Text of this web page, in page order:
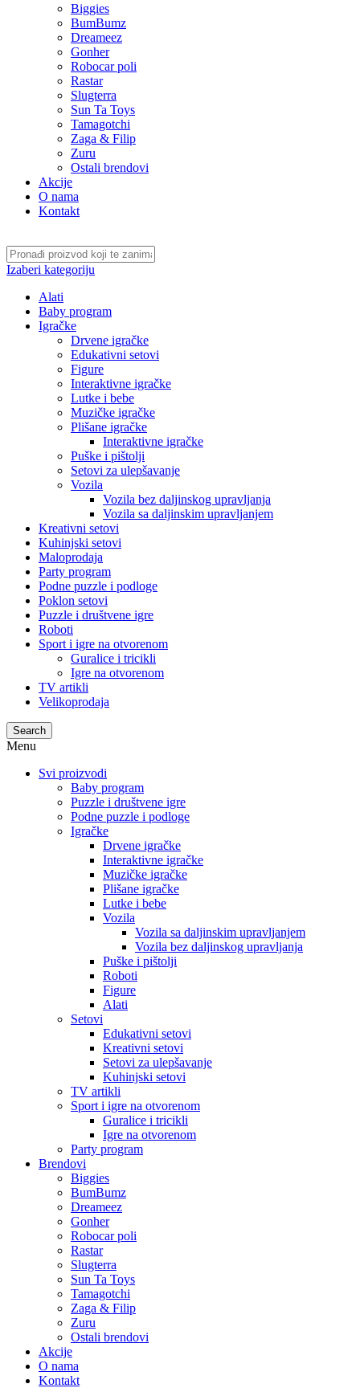
Biggies
BumBumz
Dreameez
Gonher
Robocar poli
Rastar
Slugterra
Sun Ta Toys
Tamagotchi
Zaga & Filip
Zuru
Ostali brendovi
Akcije
O nama
Kontakt
Izaberi kategoriju
Alati
Baby program
Igračke
Drvene igračke
Edukativni setovi
Figure
Interaktivne igračke
Lutke i bebe
Muzičke igračke
Plišane igračke
Interaktivne igračke
Puške i pištolji
Setovi za ulepšavanje
Vozila
Vozila bez daljinskog upravljanja
Vozila sa daljinskim upravljanjem
Kreativni setovi
Kuhinjski setovi
Maloprodaja
Party program
Podne puzzle i podloge
Poklon setovi
Puzzle i društvene igre
Roboti
Sport i igre na otvorenom
Guralice i tricikli
Igre na otvorenom
TV artikli
Velikoprodaja
Search
Menu
Svi proizvodi
Baby program
Puzzle i društvene igre
Podne puzzle i podloge
Igračke
Drvene igračke
Interaktivne igračke
Muzičke igračke
Plišane igračke
Lutke i bebe
Vozila
Vozila sa daljinskim upravljanjem
Vozila bez daljinskog upravljanja
Puške i pištolji
Roboti
Figure
Alati
Setovi
Edukativni setovi
Kreativni setovi
Setovi za ulepšavanje
Kuhinjski setovi
TV artikli
Sport i igre na otvorenom
Guralice i tricikli
Igre na otvorenom
Party program
Brendovi
Biggies
BumBumz
Dreameez
Gonher
Robocar poli
Rastar
Slugterra
Sun Ta Toys
Tamagotchi
Zaga & Filip
Zuru
Ostali brendovi
Akcije
O nama
Kontakt